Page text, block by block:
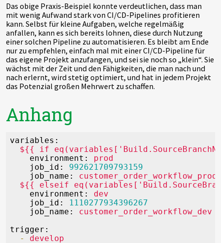
Das obige Praxis-Beispiel konnte verdeutlichen, dass man
mit wenig Aufwand stark von CI/CD-Pipelines profitieren
kann. Selbst für kleine Aufgaben, welche regelmäßig
anfallen, kann es sich bereits lohnen, diese durch Nutzung
einer solchen Pipeline zu automatisieren. Es bleibt am Ende
nur zu empfehlen, einfach mal mit einer CI/CD-Pipeline für
das eigene Projekt anzufangen, und sei sie noch so „klein“. Sie
wächst mit der Zeit und den Fähigkeiten, die man nach und
nach erlernt, wird stetig optimiert, und hat in jedem Projekt
das Potenzial großen Mehrwert zu schaffen.
Anhang
variables:
${{
if
environment:
prod
job_id:
992621709793159
job_name:
customer_order_workflow_prod
${{
elseif
environment:
dev
job_id:
1110277934396267
job_name:
customer_order_workflow_dev
trigger:
-
develop